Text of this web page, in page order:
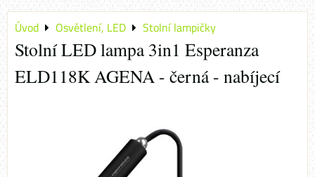
Úvod Osvětlení, LED Stolní lampičky
Stolní LED lampa 3in1 Esperanza
ELD118K AGENA - černá - nabíjecí